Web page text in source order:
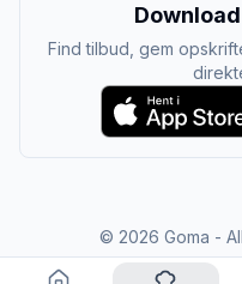
Find tilbud, gem
© 2026 Goma -